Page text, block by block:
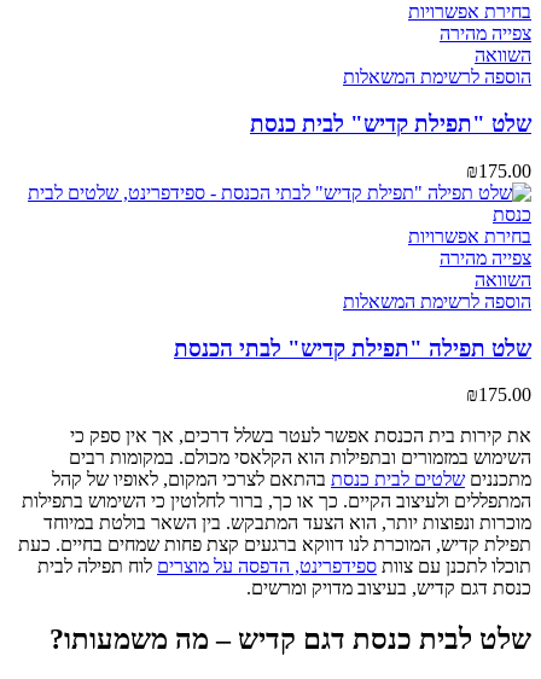
בחירת אפשרויות
צפייה מהירה
השוואה
הוספה לרשימת המשאלות
שלט "תפילת קדיש" לבית כנסת
₪175.00
בחירת אפשרויות
צפייה מהירה
השוואה
הוספה לרשימת המשאלות
שלט תפילה "תפילת קדיש" לבתי הכנסת
₪175.00
את קירות בית הכנסת אפשר לעטר בשלל דרכים, אך אין ספק כי
השימוש במזמורים ובתפילות הוא הקלאסי מכולם. במקומות רבים
מתכננים שלטים לבית כנסת בהתאם לצרכי המקום, לאופיו של קהל
המתפללים ולעיצוב הקיים. כך או כך, ברור לחלוטין כי השימוש בתפילות
מוכרות ונפוצות יותר, הוא הצעד המתבקש. בין השאר בולטת במיוחד
תפילת קדיש, המוכרת לנו דווקא ברגעים קצת פחות שמחים בחיים. כעת
תוכלו לתכנן עם צוות ספידפרינט, הדפסה על מוצרים לוח תפילה לבית
כנסת דגם קדיש, בעיצוב מדויק ומרשים.
שלט לבית כנסת דגם קדיש – מה משמעותו?